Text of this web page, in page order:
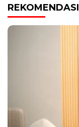
REKOMENDASI